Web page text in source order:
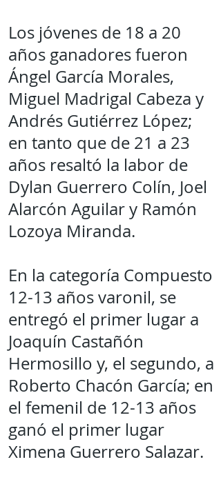
Los jóvenes de 18 a 20
años ganadores fueron
Ángel García Morales,
Miguel Madrigal Cabeza y
Andrés Gutiérrez López;
en tanto que de 21 a 23
años resaltó la labor de
Dylan Guerrero Colín, Joel
Alarcón Aguilar y Ramón
Lozoya Miranda.
En la categoría Compuesto
12-13 años varonil, se
entregó el primer lugar a
Joaquín Castañón
Hermosillo y, el segundo, a
Roberto Chacón García; en
el femenil de 12-13 años
ganó el primer lugar
Ximena Guerrero Salazar.